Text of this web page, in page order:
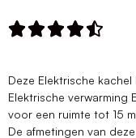

Deze Elektrische
Elektrische verwarming
voor een ruimte tot 15
De afmetingen van